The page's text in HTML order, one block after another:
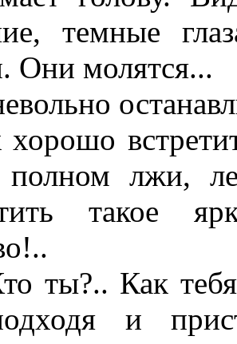
темные
Они молятся...
лжи,
такое
ты?.. Как тебя
и